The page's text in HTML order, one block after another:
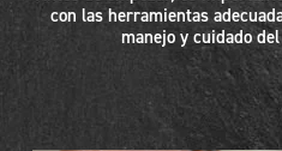
con las herramientas
manejo y cuidado